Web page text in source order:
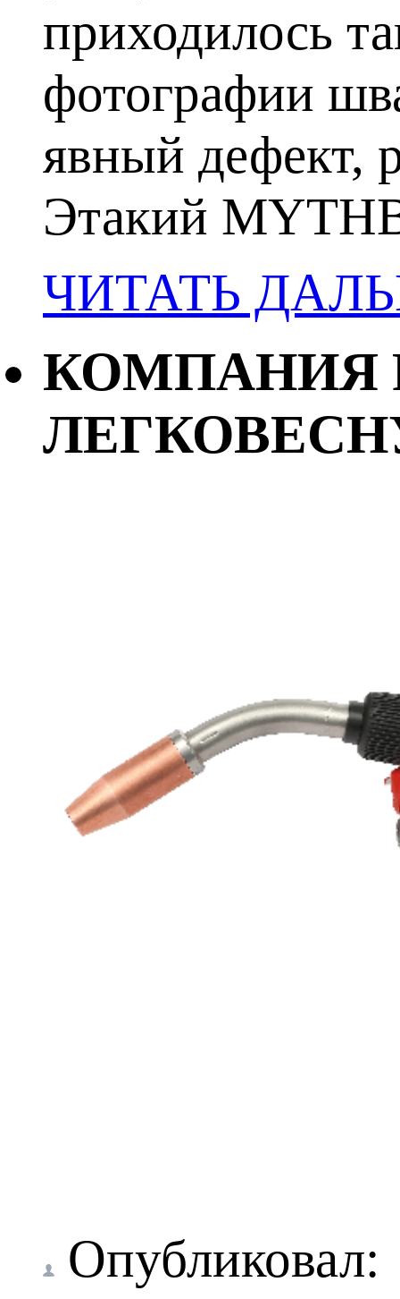
приходилось
фотографии
явный дефект,
Этакий
ЧИТАТЬ
КОМПАНИЯ